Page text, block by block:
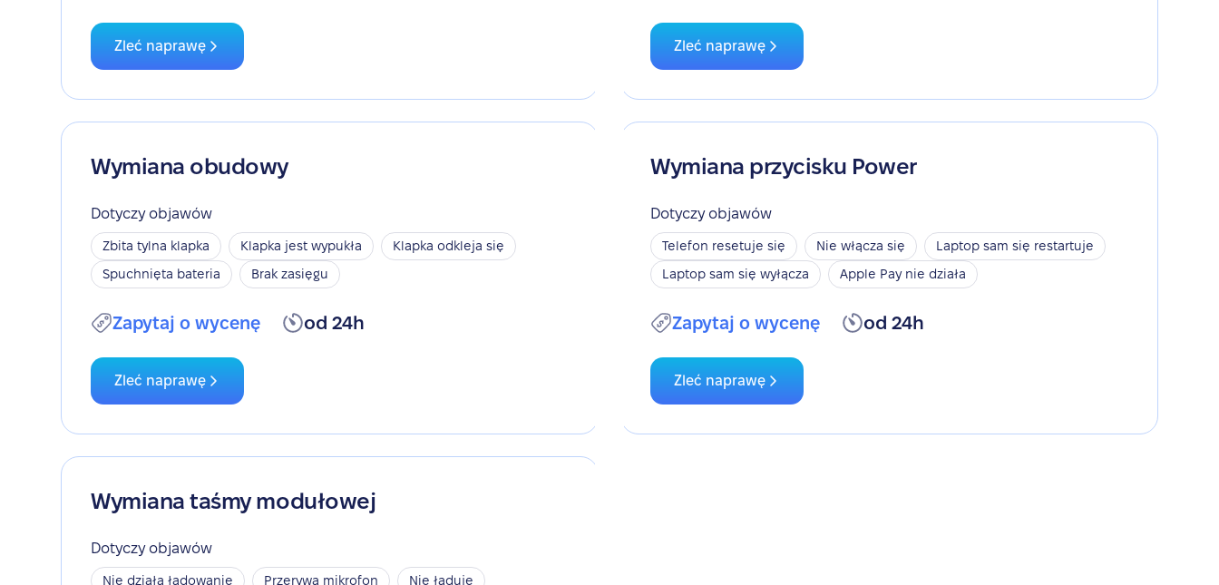
Zleć naprawę Zleć naprawę
Wymiana obudowy
Dotyczy objawów
Zbita tylna klapka Klapka jest wypukła
Klapka odkleja się
Spuchnięta bateria
Brak zasięgu
Zapytaj o wycenę od 24h
Zleć naprawę
Wymiana przycisku Power
Dotyczy objawów
Telefon resetuje się Nie włącza się
Laptop sam się restartuje
Laptop sam się wyłącza
Apple Pay nie działa
Zapytaj o wycenę od 24h
Zleć naprawę
Wymiana taśmy modułowej
Dotyczy objawów
Nie działa ładowanie Przerywa mikrofon Nie ładuje